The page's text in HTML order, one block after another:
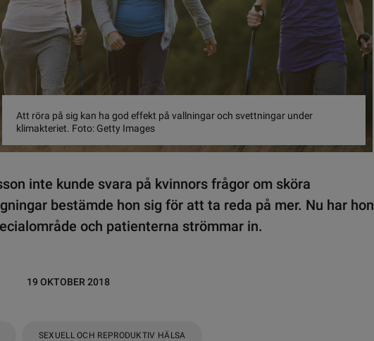
Att röra på sig kan ha god effekt på vallningar och svettningar under
klimakteriet. Foto: Getty Images
inte kunde svara på kvinnors frågor om sköra
bestämde hon sig för att ta reda på mer. Nu har hon
och patienterna strömmar in.
19 OKTOBER 2018
SEXUELL OCH REPRODUKTIV HÄLSA